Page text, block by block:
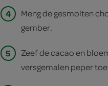
4
Meng de gesmolten
gember.
5
Zeef de cacao en
versgemalen peper